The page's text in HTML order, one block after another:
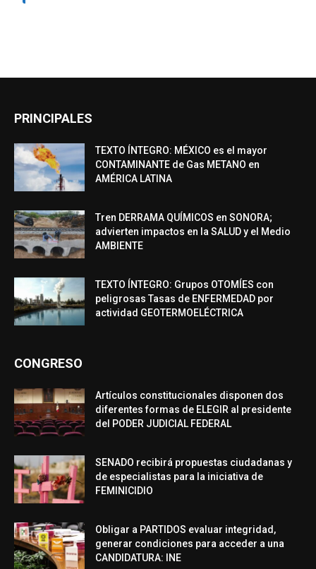
PRINCIPALES
TEXTO ÍNTEGRO: MÉXICO es el mayor
CONTAMINANTE de Gas METANO en
AMÉRICA LATINA
Tren DERRAMA QUÍMICOS en SONORA;
advierten impactos en la SALUD y el Medio
AMBIENTE
TEXTO ÍNTEGRO: Grupos OTOMÍES con
peligrosas Tasas de ENFERMEDAD por
actividad GEOTERMOELÉCTRICA
CONGRESO
Artículos constitucionales disponen dos
diferentes formas de ELEGIR al presidente
del PODER JUDICIAL FEDERAL
SENADO recibirá propuestas ciudadanas y
de especialistas para la iniciativa de
FEMINICIDIO
Obligar a PARTIDOS evaluar integridad,
generar condiciones para acceder a una
CANDIDATURA: INE